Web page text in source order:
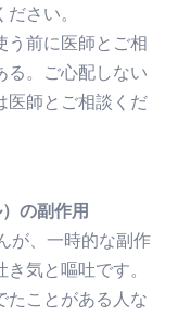
さい。
う前に医師とご相
る。ご心配しない
医師とご相談くだ
の副作用
が、一時的な副作
気と嘔吐です。
たことがある人な